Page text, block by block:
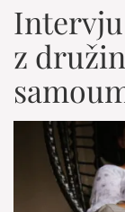
Intervju
z